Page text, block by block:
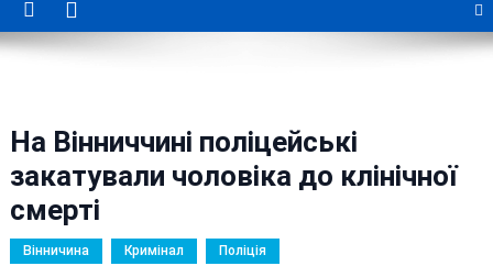
На Вінниччині поліцейські
закатували чоловіка до клінічної
смерті
Вінничина Кримінал Поліція